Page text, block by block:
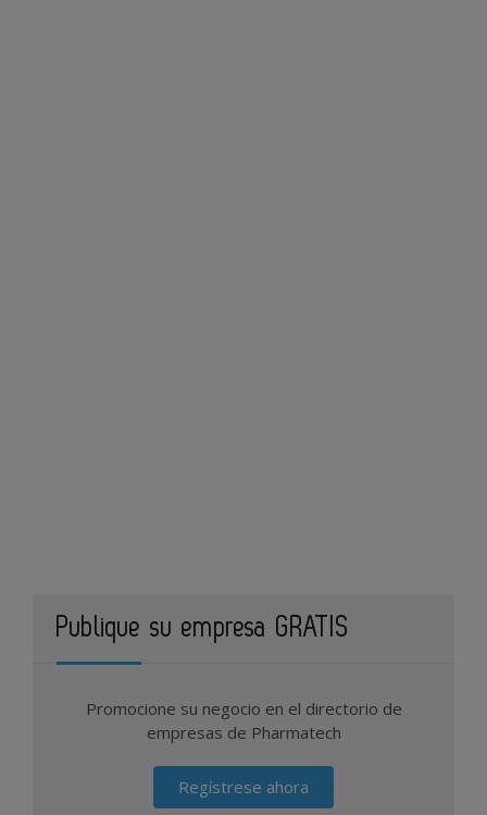
Publique su empresa GRATIS
Promocione su negocio en el directorio de
empresas de Pharmatech
Regístrese ahora